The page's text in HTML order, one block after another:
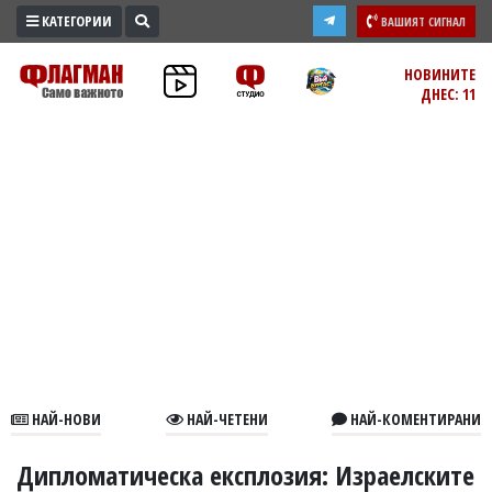
ПРОМО
ЗОНА
КАТЕГОРИИ ВАШИЯТ СИГНАЛ
НОВИНИТЕ
ДНЕС: 11
НАЙ-НОВИ НАЙ-ЧЕТЕНИ НАЙ-КОМЕНТИРАНИ
Дипломатическа експлозия: Израелските